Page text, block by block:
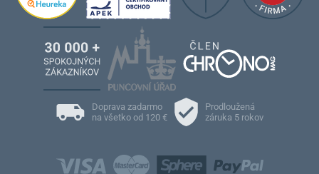
Doprava zadarmo
na všetko od 120 €
Prodloužená
záruka 5 rokov